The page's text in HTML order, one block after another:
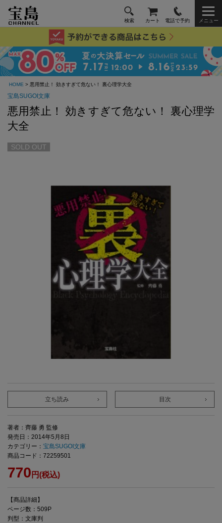
検索 カート 電話で予約 メニュー
HOME > 悪用禁止！ 効きすぎて危ない！ 裏心理学大全
宝島SUGOI文庫
悪用禁止！ 効きすぎて危ない！ 裏心理学
大全
SOLD OUT
立ち読み 目次
著者：齊藤 勇 監修
発売日：2014年5月8日
カテゴリー： 宝島SUGOI文庫
商品コード：72259501
770 円(税込)
【商品詳細】
ページ数：509P
判型：文庫判